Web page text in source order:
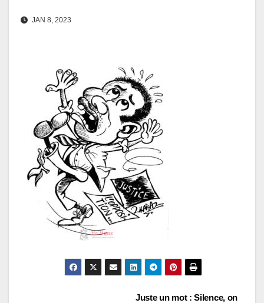
JAN 8, 2023
Juste un mot : Silence, on